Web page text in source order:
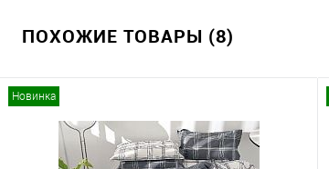
ПОХОЖИЕ ТОВАРЫ (8)
Новинка